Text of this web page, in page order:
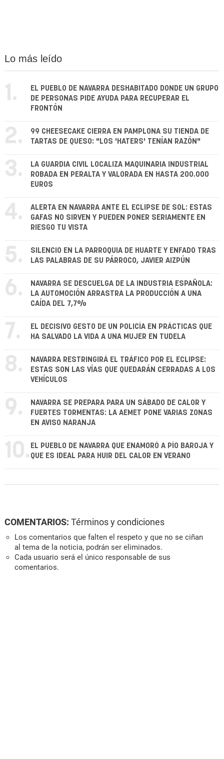
Lo más leído
1.
EL PUEBLO DE NAVARRA DESHABITADO DONDE UN GRUPO
DE PERSONAS PIDE AYUDA PARA RECUPERAR EL
FRONTÓN
2.
99 CHEESECAKE CIERRA EN PAMPLONA SU TIENDA DE
TARTAS DE QUESO: "LOS 'HATERS' TENÍAN RAZÓN"
3.
LA GUARDIA CIVIL LOCALIZA MAQUINARIA INDUSTRIAL
ROBADA EN PERALTA Y VALORADA EN HASTA 200.000
EUROS
4.
ALERTA EN NAVARRA ANTE EL ECLIPSE DE SOL: ESTAS
GAFAS NO SIRVEN Y PUEDEN PONER SERIAMENTE EN
RIESGO TU VISTA
5.
SILENCIO EN LA PARROQUIA DE HUARTE Y ENFADO TRAS
LAS PALABRAS DE SU PÁRROCO, JAVIER AIZPÚN
6.
NAVARRA SE DESCUELGA DE LA INDUSTRIA ESPAÑOLA:
LA AUTOMOCIÓN ARRASTRA LA PRODUCCIÓN A UNA
CAÍDA DEL 7,7%
7.
EL DECISIVO GESTO DE UN POLICÍA EN PRÁCTICAS QUE
HA SALVADO LA VIDA A UNA MUJER EN TUDELA
8.
NAVARRA RESTRINGIRÁ EL TRÁFICO POR EL ECLIPSE:
ESTAS SON LAS VÍAS QUE QUEDARÁN CERRADAS A LOS
VEHÍCULOS
9.
NAVARRA SE PREPARA PARA UN SÁBADO DE CALOR Y
FUERTES TORMENTAS: LA AEMET PONE VARIAS ZONAS
EN AVISO NARANJA
10. EL PUEBLO DE NAVARRA QUE ENAMORÓ A PÍO BAROJA Y
QUE ES IDEAL PARA HUIR DEL CALOR EN VERANO
COMENTARIOS: Términos y condiciones
Los comentarios que falten el respeto y que no se ciñan
al tema de la noticia, podrán ser eliminados.
Cada usuario será el único responsable de sus
comentarios.